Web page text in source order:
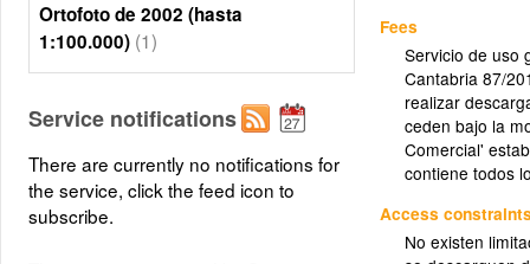
Fees
Servicio de uso
Cantabria 87/
realizar
ceden bajo la
Comercial'
contiene todos
Access
No existen
Ortofoto de 2002 (hasta
1:100.000) (1)
en semitransparente para fusión
con el mosaico SPOT. Se muestra
hasta escala 1:100.000
Ortofoto de 2002
Service notifications
There are currently no notifications for
the service, click the feed icon to
subscribe.